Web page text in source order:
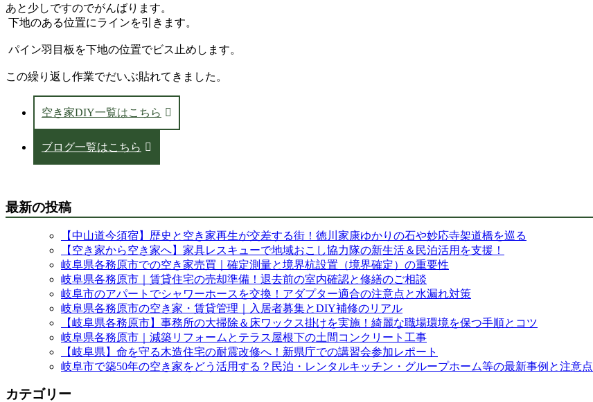
あと少しですのでがんばります。
下地のある位置にラインを引きます。
パイン羽目板を下地の位置でビス止めします。
この繰り返し作業でだいぶ貼れてきました。
空き家DIY一覧はこちら
ブログ一覧はこちら
最新の投稿
【中山道今須宿】歴史と空き家再生が交差する街！徳川家康ゆかりの石や妙応寺架道橋を巡る
【空き家から空き家へ】家具レスキューで地域おこし協力隊の新生活＆民泊活用を支援！
岐阜県各務原市での空き家売買｜確定測量と境界杭設置（境界確定）の重要性
岐阜県各務原市｜賃貸住宅の売却準備！退去前の室内確認と修繕のご相談
岐阜市のアパートでシャワーホースを交換！アダプター適合の注意点と水漏れ対策
岐阜県各務原市の空き家・賃貸管理｜入居者募集とDIY補修のリアル
【岐阜県各務原市】事務所の大掃除＆床ワックス掛けを実施！綺麗な職場環境を保つ手順とコツ
岐阜県各務原市｜減築リフォームとテラス屋根下の土間コンクリート工事
【岐阜県】命を守る木造住宅の耐震改修へ！新県庁での講習会参加レポート
岐阜市で築50年の空き家をどう活用する？民泊・レンタルキッチン・グループホーム等の最新事例と注意点
カテゴリー